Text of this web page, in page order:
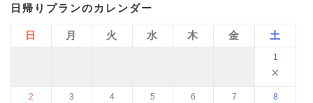
日帰りプランのカレンダー
日 月 火 水 木 金 土
1
×
2 3 4 5 6 7 8